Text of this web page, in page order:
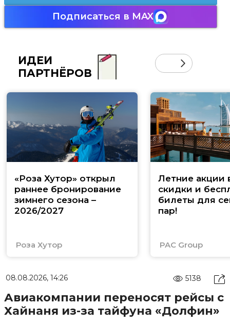
Подписаться в MAX
ИДЕИ
ПАРТНЁРОВ
«Роза Хутор» открыл
раннее бронирование
зимнего сезона –
2026/2027
Роза Хутор
Летние акции
скидки и
билеты для
пар!
PAC Group
08.08.2026, 14:26 5138
Авиакомпании переносят рейсы с
Хайнаня из-за тайфуна «Долфин»